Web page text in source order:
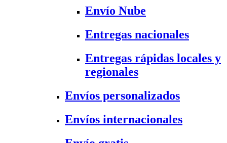
Envío Nube
Entregas nacionales
Entregas rápidas locales y
regionales
Envíos personalizados
Envíos internacionales